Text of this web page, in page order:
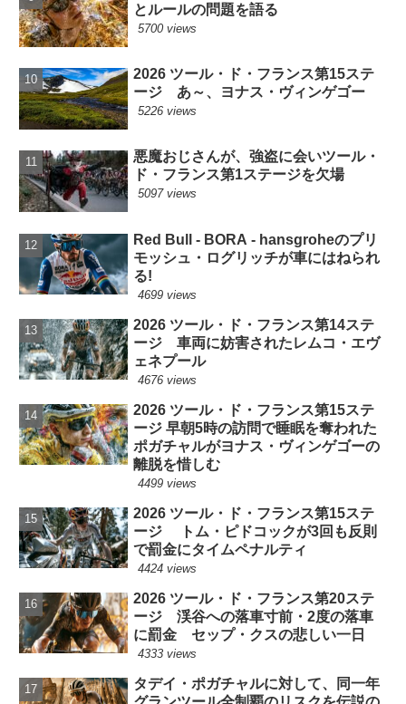
とルールの問題を語る
5700 views
2026 ツール・ド・フランス第15ステ
ージ あ～、ヨナス・ヴィンゲゴー
5226 views
悪魔おじさんが、強盗に会いツール・
ド・フランス第1ステージを欠場
5097 views
Red Bull - BORA - hansgroheのプリ
モッシュ・ログリッチが車にはねられ
る!
4699 views
2026 ツール・ド・フランス第14ステ
ージ 車両に妨害されたレムコ・エヴ
ェネプール
4676 views
2026 ツール・ド・フランス第15ステ
ージ 早朝5時の訪問で睡眠を奪われた
ポガチャルがヨナス・ヴィンゲゴーの
離脱を惜しむ
4499 views
2026 ツール・ド・フランス第15ステ
ージ トム・ピドコックが3回も反則
で罰金にタイムペナルティ
4424 views
2026 ツール・ド・フランス第20ステ
ージ 渓谷への落車寸前・2度の落車
に罰金 セップ・クスの悲しい一日
4333 views
タデイ・ポガチャルに対して、同一年